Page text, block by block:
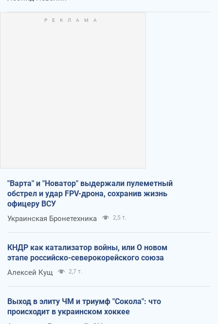
"Варта" и "Новатор" выдержали пулеметный
обстрел и удар FPV-дрона, сохранив жизнь
офицеру ВСУ
Украинская Бронетехника 2,5 т.
КНДР как катализатор войны, или О новом
этапе российско-северокорейского союза
Алексей Кущ 2,7 т.
Выход в элиту ЧМ и триумф "Сокола": что
происходит в украинском хоккее